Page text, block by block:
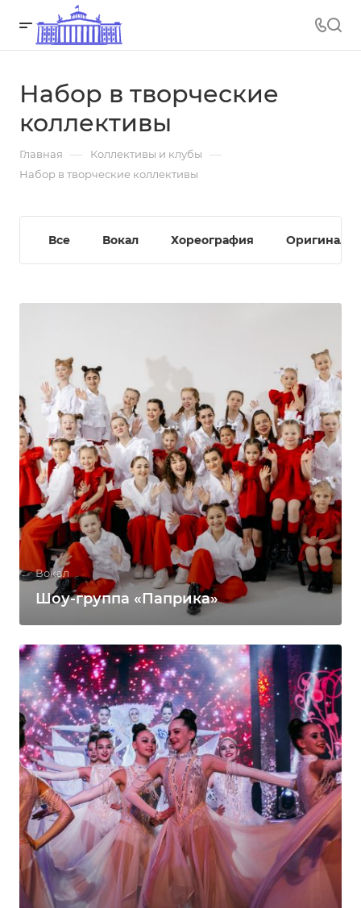
Набор в творческие
коллективы
Главная — Коллективы и клубы —
Набор в творческие коллективы
Все Вокал Хореография
Вокал
Шоу-группа «Паприка»